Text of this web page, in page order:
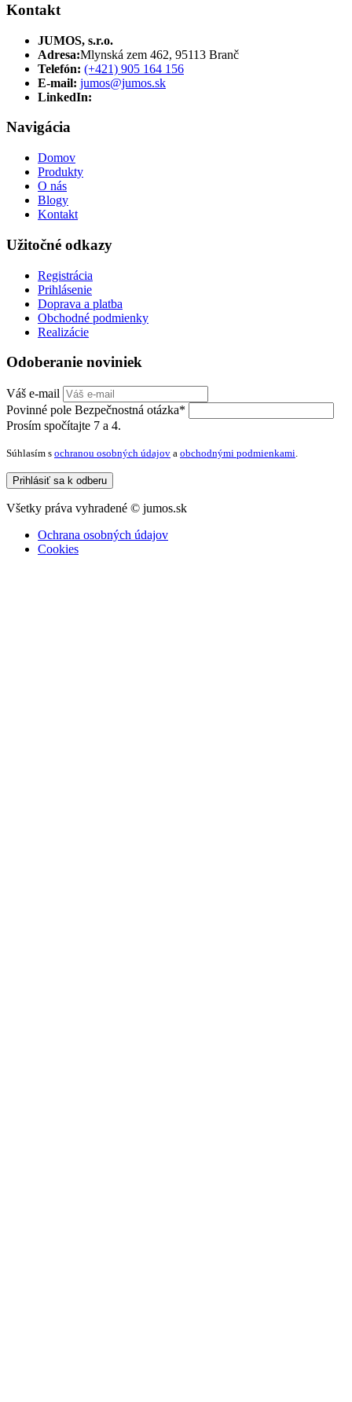
Kontakt
JUMOS, s.r.o.
Adresa:Mlynská zem 462, 95113 Branč
Telefón: (+421) 905 164 156
E-mail: jumos@jumos.sk
LinkedIn:
Navigácia
Domov
Produkty
O nás
Blogy
Kontakt
Užitočné odkazy
Registrácia
Prihlásenie
Doprava a platba
Obchodné podmienky
Realizácie
Odoberanie noviniek
Váš e-mail
Povinné pole Bezpečnostná otázka*
Prosím spočítajte 7 a 4.
Súhlasím s ochranou osobných údajov a obchodnými podmienkami.
Prihlásiť sa k odberu
Všetky práva vyhradené © jumos.sk
Ochrana osobných údajov
Cookies